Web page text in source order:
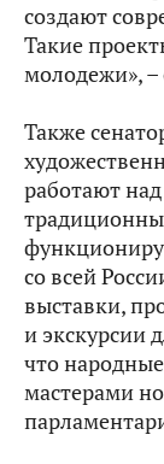
создают
Такие
молодежи», –
Также
работают
со всей
выставки,
и экскурсии
что
мастерами